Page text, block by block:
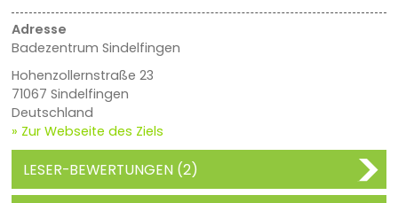
Adresse
Badezentrum Sindelfingen
Hohenzollernstraße 23
71067 Sindelfingen
Deutschland
» Zur Webseite des Ziels
LESER-BEWERTUNGEN (2)